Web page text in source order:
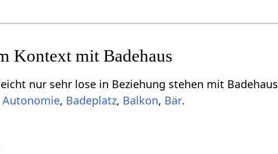
in Beziehung stehen mit Badehaus‏‎, aber dich vielleicht interessieren können,
, , ,
.